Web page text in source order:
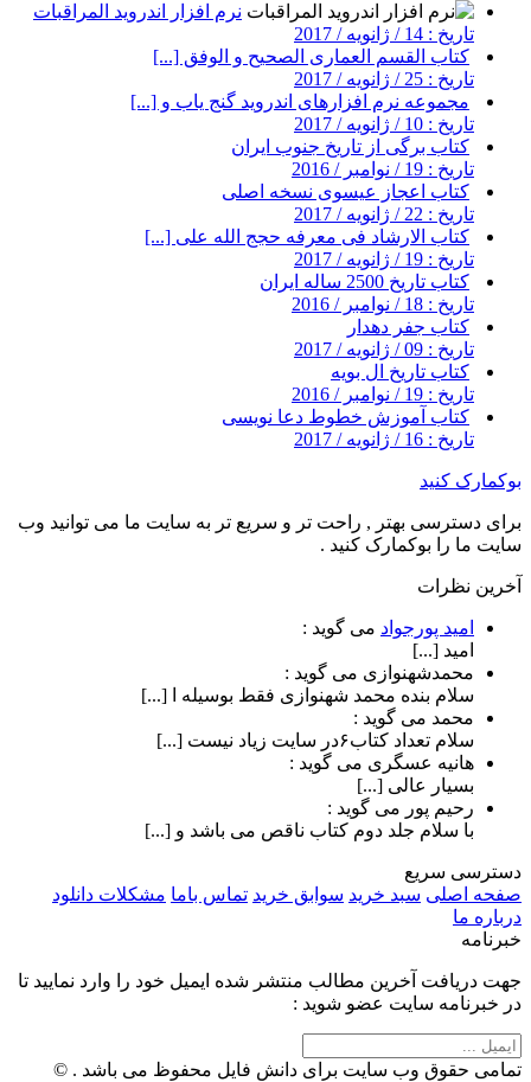
نرم افزار اندروید المراقبات
تاریخ : 14 / ژانویه / 2017
کتاب القسم العماری الصحیح و الوفق [...]
تاریخ : 25 / ژانویه / 2017
مجموعه نرم افزارهای اندروید گنج یاب و [...]
تاریخ : 10 / ژانویه / 2017
کتاب برگی از تاریخ جنوب ایران
تاریخ : 19 / نوامبر / 2016
کتاب اعجاز عیسوی نسخه اصلی
تاریخ : 22 / ژانویه / 2017
کتاب الارشاد فی معرفه حجج الله علی [...]
تاریخ : 19 / ژانویه / 2017
کتاب تاریخ 2500 ساله ایران
تاریخ : 18 / نوامبر / 2016
کتاب جفر دهدار
تاریخ : 09 / ژانویه / 2017
کتاب تاریخ ال بویه
تاریخ : 19 / نوامبر / 2016
کتاب آموزش خطوط دعا نویسی
تاریخ : 16 / ژانویه / 2017
بوکمارک کنید
برای دسترسی بهتر , راحت تر و سریع تر به سایت ما می توانید وب
سایت ما را بوکمارک کنید .
آخرین نظرات
امید پورجواد می گوید :
امید [...]
محمدشهنوازی می گوید :
سلام بنده محمد شهنوازی فقط بوسیله ا [...]
محمد می گوید :
سلام تعداد کتاب۶در سایت زیاد نیست [...]
هانیه عسگری می گوید :
بسیار عالی [...]
رحیم پور می گوید :
با سلام جلد دوم کتاب ناقص می باشد و [...]
دسترسی سریع
صفحه اصلی سبد خرید سوابق خرید تماس باما مشکلات دانلود
درباره ما
خبرنامه
جهت دریافت آخرین مطالب منتشر شده ایمیل خود را وارد نمایید تا
در خبرنامه سایت عضو شوید :
تمامی حقوق وب سایت برای دانش فایل محفوظ می باشد . ©